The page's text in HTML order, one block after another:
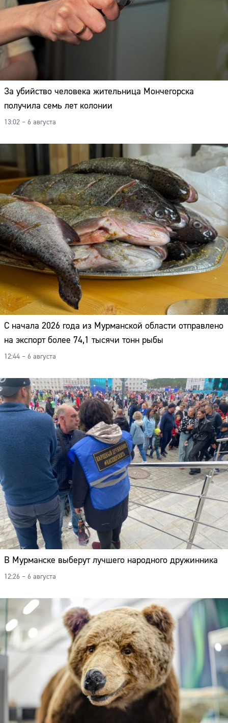
За убийство человека жительница Мончегорска
получила семь лет колонии
13:02 – 6 августа
С начала 2026 года из Мурманской области отправлено
на экспорт более 74,1 тысячи тонн рыбы
12:44 – 6 августа
В Мурманске выберут лучшего народного дружинника
12:26 – 6 августа
Сайт: